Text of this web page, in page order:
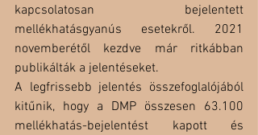
kapcsolatosan bejelentett
mellékhatásgyanús esetekről. 2021
novemberétől kezdve már ritkábban
publikálták a jelentéseket.
A legfrissebb jelentés összefoglalójából
kitűnik, hogy a DMP összesen 63.100
mellékhatás-bejelentést kapott és